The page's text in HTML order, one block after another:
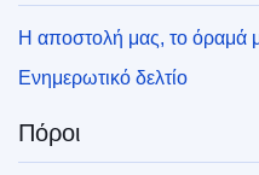
Η αποστολή μας, το όραμά
Ενημερωτικό δελτίο
Πόροι